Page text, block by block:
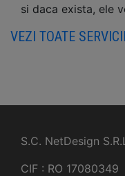
si daca exista, ele
VEZI TOATE
S.C. NetDesign
CIF : RO 17080349